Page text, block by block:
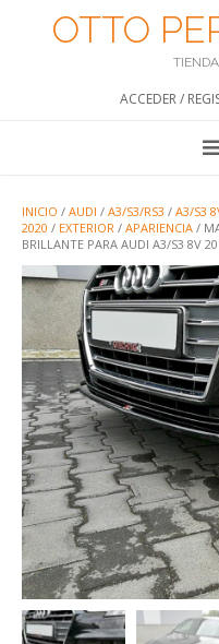
OTTO
ACCEDER /
INICIO / AUDI / A3/S3/RS3 / A3/S3
2020 / EXTERIOR / APARIENCIA /
BRILLANTE PARA AUDI A3/S3 8V